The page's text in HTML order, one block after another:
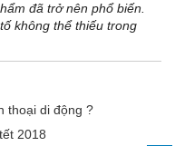
đã trở nên phổ biến.
không thể thiếu trong
thoại di động ?
2018